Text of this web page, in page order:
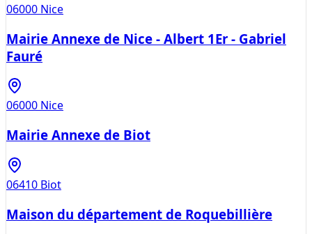
06000 Nice
Mairie Annexe de Nice - Albert 1Er - Gabriel
Fauré
06000 Nice
Mairie Annexe de Biot
06410 Biot
Maison du département de Roquebillière